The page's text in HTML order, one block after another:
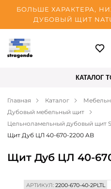
БОЛЬШЕ ХАРАКТЕРА,
ДУБОВЫЙ ЩИТ
Таллинн
Оплата
О нас
Блог
Контакты
КАТАЛОГ
Главная Каталог
Дубовый мебельный щит
Цельноламельный дубовый щит
Щит Дуб ЦЛ 40-670-2200 AB
Щит Дуб ЦЛ 40-
АРТИКУЛ:2200-670-40-2PLTL